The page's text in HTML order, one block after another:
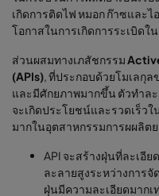
เกิดการติดไฟ หมอก ก๊าซและ
โอกาสในการเกิดการระเบิด
ส่วนผสมทางเภสัชกรรม
(APIs) , ที่ประกอบด้วยโมเลกุ
และมีศักยภาพมากขึ้น ตัวทำล
จะเกิดประโยชน์และรวดเร็ว
มากในอุตสาหกรรมการผผลิต
API จะสร้างฝุ่นที่ละเอี
ละลายสูงระหว่างการ
ฝุ่นมีความละเอียดมาก